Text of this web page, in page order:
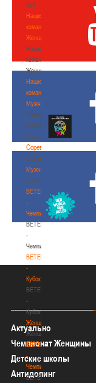
3х3
Национальная
команда.
Женщины
Национальная
команда.
Женщины
Национальная
команда.
Мужчины
Национальная
команда.
Мужчины
Соревнования
Соревнования
Мужчины
Мужчины
BETERA
-
Чемпионат
BETERA
-
Чемпионат
BETERA
-
Кубок
BETERA
-
Кубок
Женщины
Женщины
BETERA
-
Чемпионат
BETERA
Актуально
Чемпионат Женщины
Детские школы
Антидопинг